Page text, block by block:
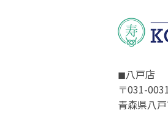
◼︎八戸店
〒031-0031
青森県八